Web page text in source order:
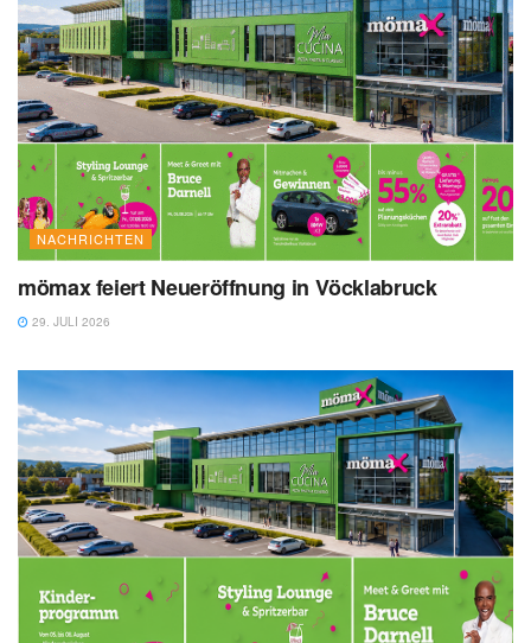
NACHRICHTEN
mömax feiert Neueröffnung in Vöcklabruck
29. JULI 2026